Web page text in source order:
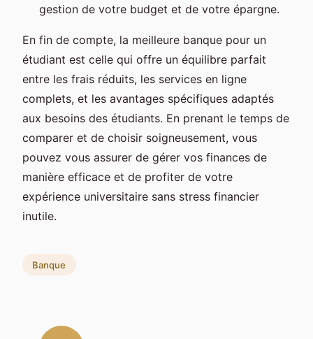
gestion de votre budget et de votre épargne.
En fin de compte, la meilleure banque pour un
étudiant est celle qui offre un équilibre parfait
entre les frais réduits, les services en ligne
complets, et les avantages spécifiques adaptés
aux besoins des étudiants. En prenant le temps de
comparer et de choisir soigneusement, vous
pouvez vous assurer de gérer vos finances de
manière efficace et de profiter de votre
expérience universitaire sans stress financier
inutile.
Banque